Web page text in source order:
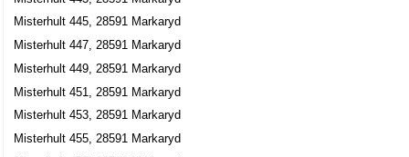
Misterhult 445, 28591 Markaryd
Misterhult 447, 28591 Markaryd
Misterhult 449, 28591 Markaryd
Misterhult 451, 28591 Markaryd
Misterhult 453, 28591 Markaryd
Misterhult 455, 28591 Markaryd